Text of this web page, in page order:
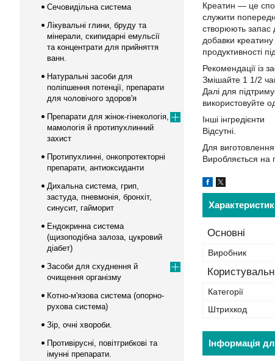
Креатин — це
служити
створюють запас
добавки
продуктивності
Рекомендації із
Змішайте 1 1/2
Далі для
використовуйте
Інші інгредієнти
Відсутні.
Для
Виробляється на
Основні
Виробник
Категорії
Штрихкод
Інформація
Сечовидільна система
Лікувальні глини, бруду та
мінерали, скипидарні емульсії
та концентрати для прийняття
ванн.
Натуральні засоби для
поліпшення потенції, препарати
для чоловічого здоров'я
Препарати для жінок-гінекологія,
мамологія й протипухлинний
захист
Протипухлинні, онкопротекторні
препарати, антиоксиданти
Дихальна система, грип,
застуда, пневмонія, бронхіт,
синусит, гайморит
Ендокринна система
(щизоподібна залоза, цукровий
діабет)
Засоби для схуднення й
очищення організму
Котно-м'язова система (опорно-
рухова система)
Зір, очні хвороби.
Противірусні, повітгрибкові та
імунні препарати.